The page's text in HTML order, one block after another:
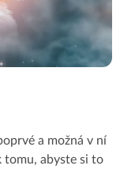
a možná v ní
tomu, abyste si to